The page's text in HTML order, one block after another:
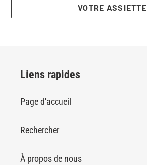
VOTRE ASSIETTE
Liens rapides
Page d'accueil
Rechercher
À propos de nous